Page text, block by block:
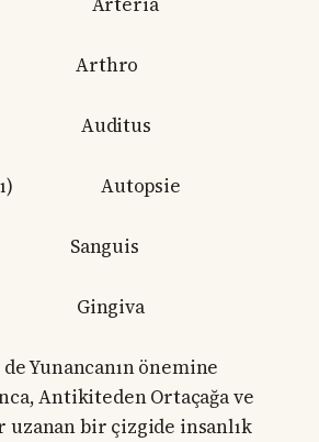
Arthro
Autopsie
Yunancanın önemine
Antikiteden Ortaçağa ve
uzanan bir çizgide insanlık